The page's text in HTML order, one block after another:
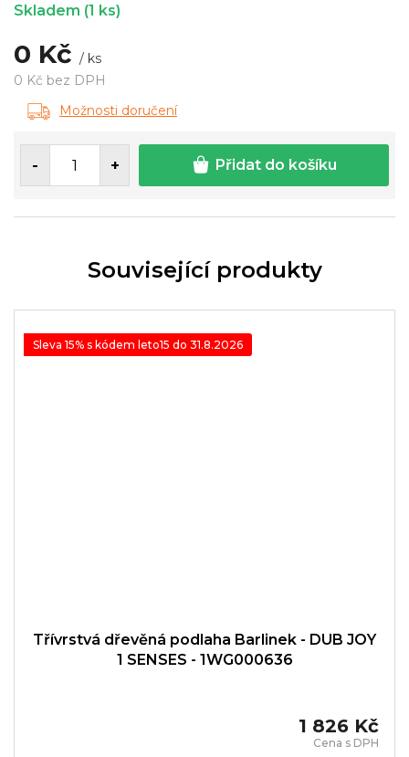
0 Kč / ks
0 Kč bez DPH
Měrná
cena:
Skladem (1 ks)
Možnosti doručení
Přidat do košíku
Související produkty
Sleva 15% s kódem leto15 do 31.8.2026
Třívrstvá dřevěná podlaha Barlinek - DUB JOY
1 SENSES - 1WG000636
1 826 Kč